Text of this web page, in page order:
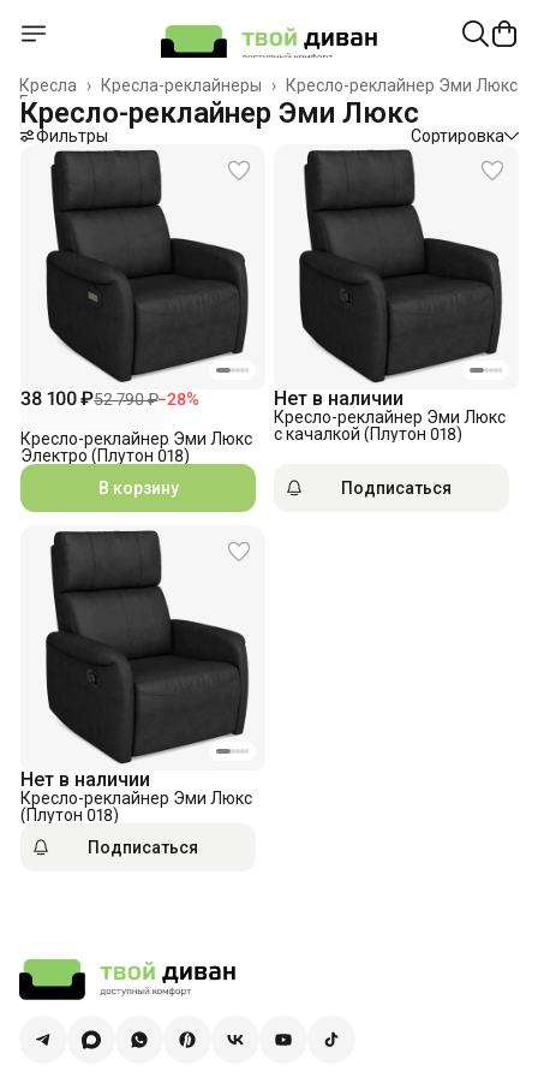
Кресло-реклайнер Эми Люкс
Кресла-реклайнеры ›
Кресла
›
Главная
Кресло-реклайнер Эми Люкс
Фильтры Сортировка
38 100 ₽52 790 ₽−28%
Кресло-реклайнер Эми Люкс
Электро (Плутон 018)
В корзину
Нет в наличии
Кресло-реклайнер Эми Люкс
с качалкой (Плутон 018)
Подписаться
Нет в наличии
Кресло-реклайнер Эми Люкс
(Плутон 018)
Подписаться